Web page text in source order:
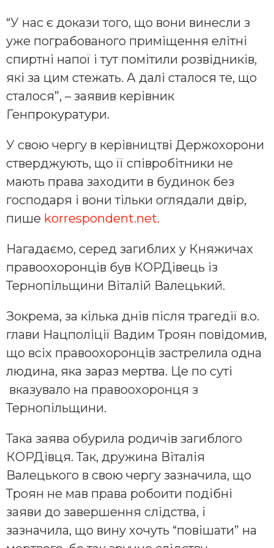
“У нас є докази того, що вони винесли з
уже пограбованого приміщення елітні
спиртні напої і тут помітили розвідників,
які за цим стежать. А далі сталося те, що
сталося”, – заявив керівник
Генпрокуратури.
У свою чергу в керівництві Держохорони
стверджують, що її співробітники не
мають права заходити в будинок без
господаря і вони тільки оглядали двір,
пише korrespondent.net.
Нагадаємо, серед загиблих у Княжичах
правоохоронців був КОРДівець із
Тернопільщини Віталій Валецький.
Зокрема, за кілька днів після трагедії в.о.
глави Нацполіції Вадим Троян повідомив,
що всіх правоохоронців застрелила одна
людина, яка зараз мертва. Це по суті
вказувало на правоохоронця з
Тернопільщини.
Така заява обурила родичів загиблого
КОРДівця. Так, дружина Віталія
Валецького в свою чергу зазначила, що
Троян не мав права робоити подібні
заяви до завершення слідства, і
зазначила, що вину хочуть “повішати” на